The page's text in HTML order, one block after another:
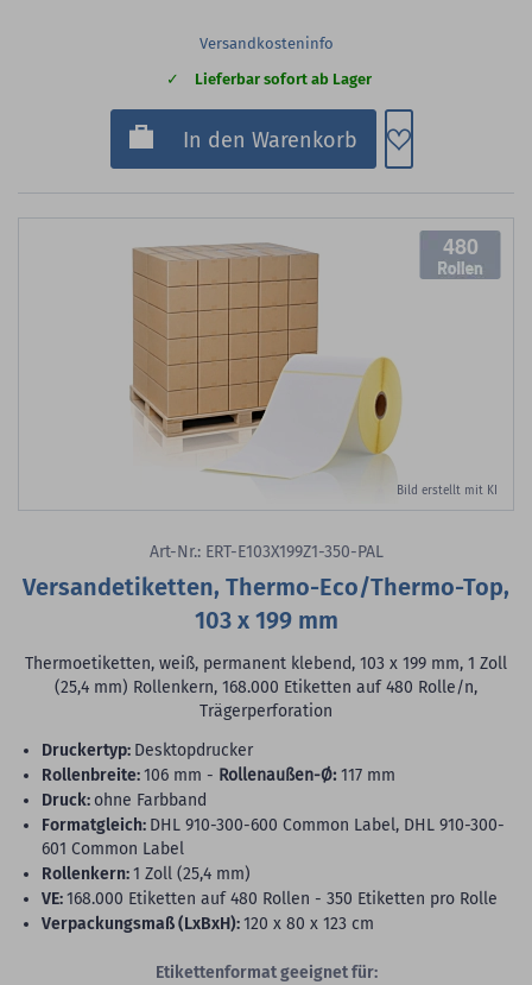
Versandkosteninfo
Lieferbar sofort ab Lager
In den Warenkorb Zum
480
Bild erstellt mit KI
Art-Nr.: ERT-E103X199Z1-350-PAL
Versandetiketten, Thermo-Eco/Thermo-Top,
103 x 199 mm
Thermoetiketten, weiß, permanent klebend, 103 x 199 mm, 1 Zoll
(25,4 mm) Rollenkern, 168.000 Etiketten auf 480 Rolle/n,
Trägerperforation
Druckertyp: Desktopdrucker
Rollenbreite:106 mm - Rollenaußen-Ø: 117 mm
Druck: ohne Farbband
Formatgleich: DHL 910-300-600 Common Label, DHL 910-300-
601 Common Label
Rollenkern:1 Zoll (25,4 mm)
VE:168.000 Etiketten auf 480 Rollen - 350 Etiketten pro Rolle
Verpackungsmaß (LxBxH):120 x 80 x 123 cm
Etikettenformat geeignet für: